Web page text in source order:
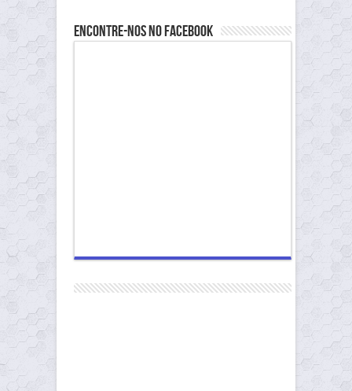
Encontre-nos no Facebook